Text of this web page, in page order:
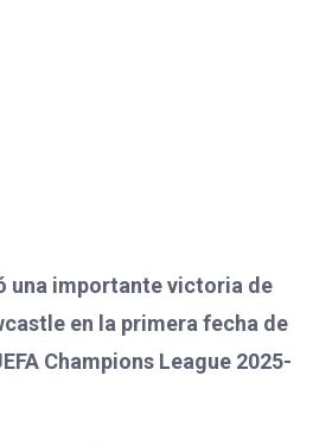
una importante victoria de
en la primera fecha de
Champions League 2025-